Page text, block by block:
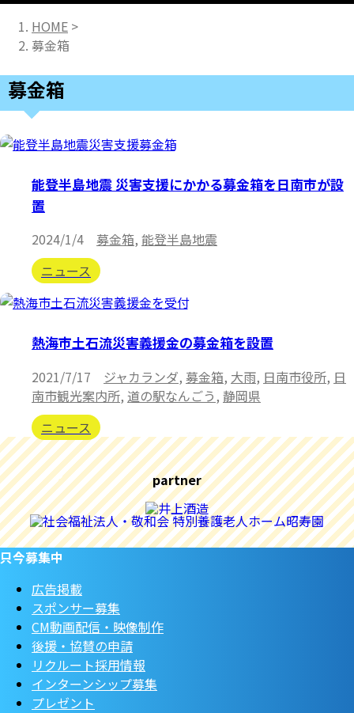
HOME >
募金箱
募金箱
能登半島地震 災害支援にかかる募金箱を日南市が設
置
2024/1/4 募金箱, 能登半島地震
ニュース
熱海市土石流災害義援金の募金箱を設置
2021/7/17 ジャカランダ, 募金箱, 大雨, 日南市役所, 日
南市観光案内所, 道の駅なんごう , 静岡県
ニュース
partner
只今募集中
広告掲載
スポンサー募集
CM動画配信・映像制作
後援・協賛の申請
リクルート採用情報
インターンシップ募集
プレゼント